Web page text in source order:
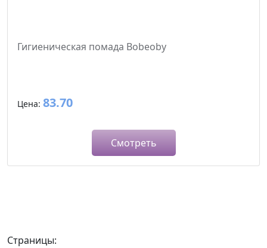
Гигиеническая помада Bobeoby
Цена: 83.70
Смотреть
Страницы: